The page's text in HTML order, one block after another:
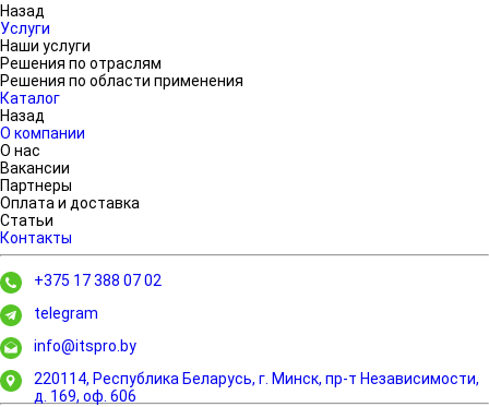
Назад
Услуги
Наши услуги
Решения по отраслям
Решения по области применения
Каталог
Назад
О компании
О нас
Вакансии
Партнеры
Оплата и доставка
Статьи
Контакты
+375 17 388 07 02
telegram
info@itspro.by
220114, Республика Беларусь, г. Минск, пр-т Независимости,
д. 169, оф. 606